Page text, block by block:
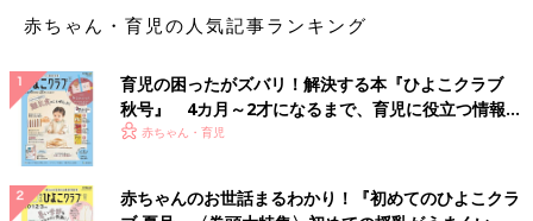
赤ちゃん・育児の人気記事ランキング
育児の困ったがズバリ！解決する本『ひよこクラブ
秋号』 4カ月～2才になるまで、育児に役立つ情報が
いっぱい！
赤ちゃん・育児
赤ちゃんのお世話まるわかり！『初めてのひよこクラ